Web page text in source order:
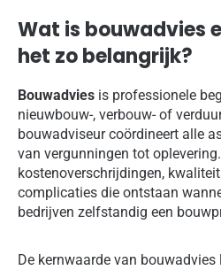
Wat is bouwadvies
het zo belangrijk?
Bouwadvies is professionele
nieuwbouw-, verbouw- of
bouwadviseur coördineert alle
van vergunningen tot
kostenoverschrijdingen,
complicaties die ontstaan
bedrijven zelfstandig een
De kernwaarde van